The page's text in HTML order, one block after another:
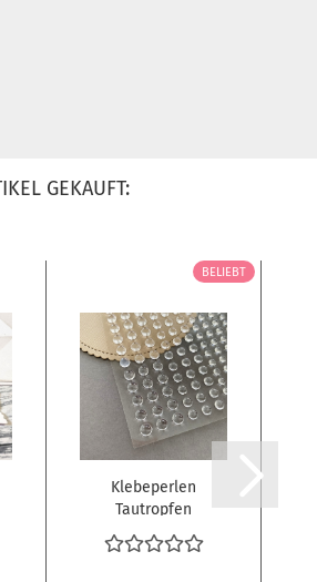
GEKAUFT:
BELIEBT
Klebeperlen
Tautropfen
transparent
Droplets...